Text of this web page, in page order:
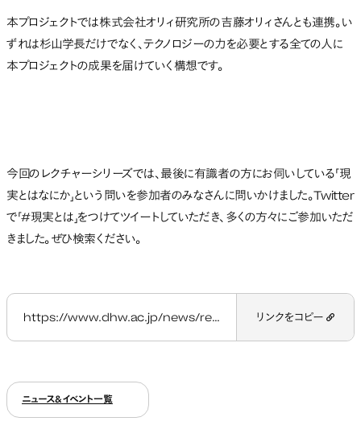
本プロジェクトでは株式会社オリィ研究所の吉藤オリィさんとも連携。い
ずれは杉山学長だけでなく、テクノロジーの力を必要とする全ての人に
本プロジェクトの成果を届けていく構想です。
今回のレクチャーシリーズでは、最後に有識者の方にお伺いしている「現
実とはなにか」という問いを参加者のみなさんに問いかけました。Twitter
で「#現実とは」をつけてツイートしていただき、多くの方々にご参加いただ
きました。ぜひ検索ください。
https://www.dhw.ac.jp/news/realityscience_vol-20/ リンクをコピー
ニュース&イベント一覧